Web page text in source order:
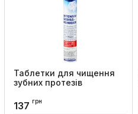
Таблетки для чищення
зубних протезів
Код товару:
137 грн